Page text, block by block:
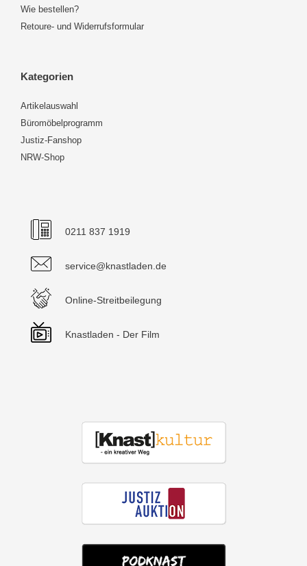
Wie bestellen?
Retoure- und Widerrufsformular
Kategorien
Artikelauswahl
Büromöbelprogramm
Justiz-Fanshop
NRW-Shop
0211 837 1919
service@knastladen.de
Online-Streitbeilegung
Knastladen - Der Film